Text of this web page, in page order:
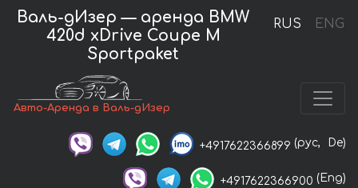
RUS ENG
Валь-дИзер — аренда BMW
420d xDrive Coupe M
Sportpaket
Авто-Аренда в Валь-дИзер
+4917622366899 (рус, De)
+4917622366900 (Eng)